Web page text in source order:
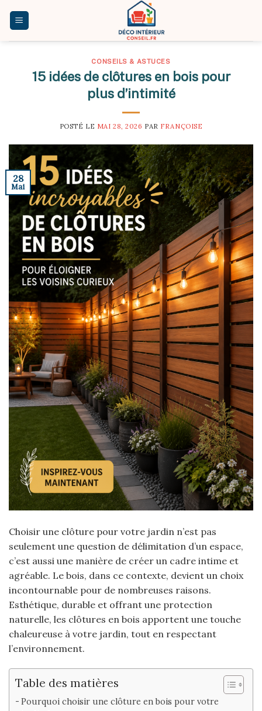
CONSEILS & ASTUCES
15 idées de clôtures en bois pour
plus d’intimité
POSTÉ LE MAI 28, 2026 PAR FRANÇOISE
28
Mai
Choisir une clôture pour votre jardin n’est pas
seulement une question de délimitation d’un espace,
c’est aussi une manière de créer un cadre intime et
agréable. Le bois, dans ce contexte, devient un choix
incontournable pour de nombreuses raisons.
Esthétique, durable et offrant une protection
naturelle, les clôtures en bois apportent une touche
chaleureuse à votre jardin, tout en respectant
l’environnement.
Table des matières
Pourquoi choisir une clôture en bois pour votre